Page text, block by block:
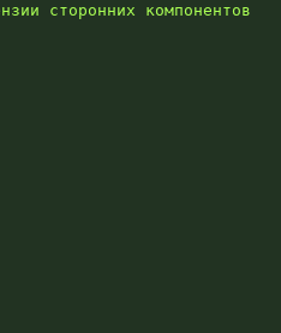
сторонних компонентов